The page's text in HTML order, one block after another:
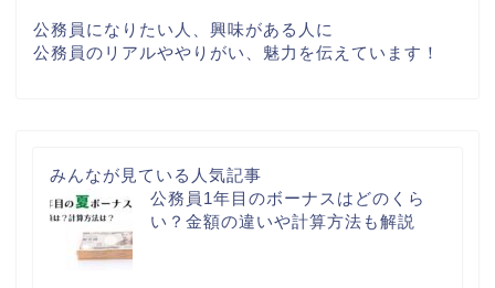
公務員になりたい人、興味がある人に
公務員のリアルややりがい、魅力を伝えています！
みんなが見ている人気記事
公務員1年目のボーナスはどのくら
い？金額の違いや計算方法も解説